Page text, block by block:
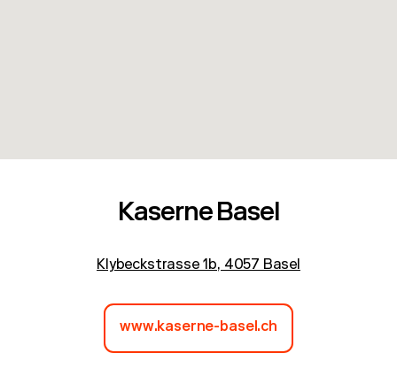
Kaserne Basel
Klybeckstrasse 1b, 4057 Basel
www.kaserne-basel.ch